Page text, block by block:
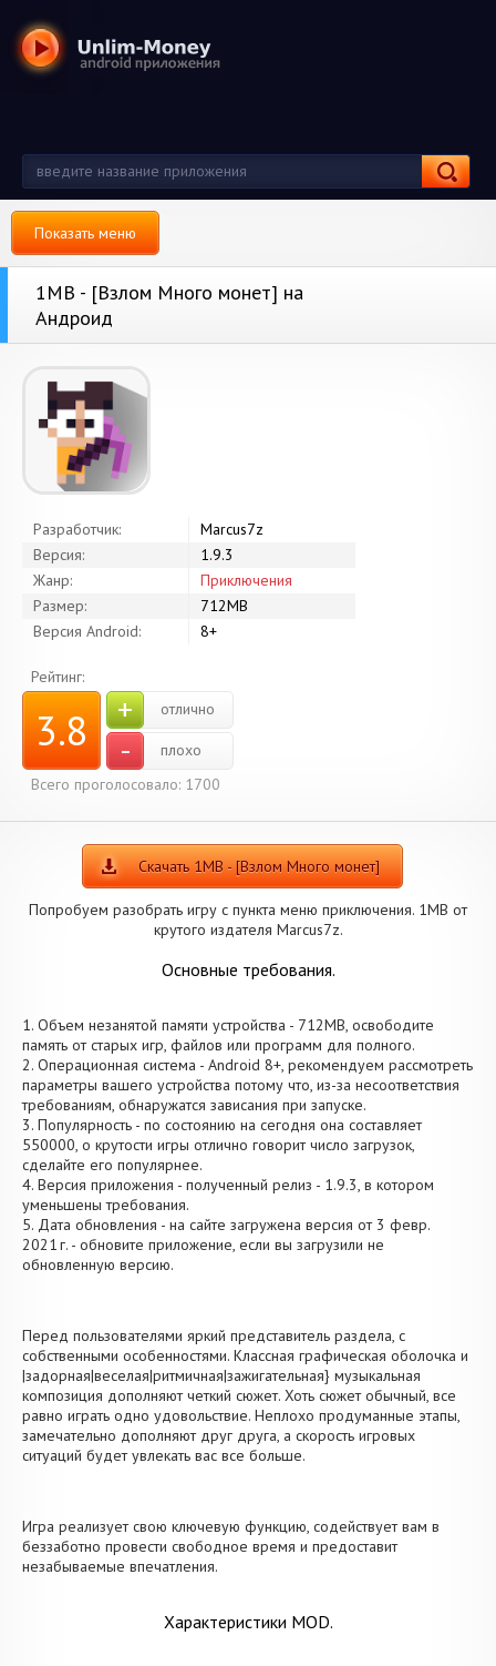
Показать меню
1MB - [Взлом Много монет] на
Андроид
Разработчик:
Marcus7z
Версия:
1.9.3
Жанр:
Приключения
Размер:
712MB
Версия Android:
8+
Рейтинг:
3.8 + отлично
-
плохо
Всего проголосовало: 1700
Скачать 1MB - [Взлом Много монет]
Попробуем разобрать игру с пункта меню приключения. 1MB от
крутого издателя Marcus7z.
Основные требования.
1. Объем незанятой памяти устройства - 712MB, освободите
память от старых игр, файлов или программ для полного.
2. Операционная система - Android 8+, рекомендуем рассмотреть
параметры вашего устройства потому что, из-за несоответствия
требованиям, обнаружатся зависания при запуске.
3. Популярность - по состоянию на сегодня она составляет
550000, о крутости игры отлично говорит число загрузок,
сделайте его популярнее.
4. Версия приложения - полученный релиз - 1.9.3, в котором
уменьшены требования.
5. Дата обновления - на сайте загружена версия от 3 февр.
2021 г. - обновите приложение, если вы загрузили не
обновленную версию.
Перед пользователями яркий представитель раздела, с
собственными особенностями. Классная графическая оболочка и
|задорная|веселая|ритмичная|зажигательная} музыкальная
композиция дополняют четкий сюжет. Хоть сюжет обычный, все
равно играть одно удовольствие. Неплохо продуманные этапы,
замечательно дополняют друг друга, а скорость игровых
ситуаций будет увлекать вас все больше.
Игра реализует свою ключевую функцию, содействует вам в
беззаботно провести свободное время и предоставит
незабываемые впечатления.
Характеристики MOD.